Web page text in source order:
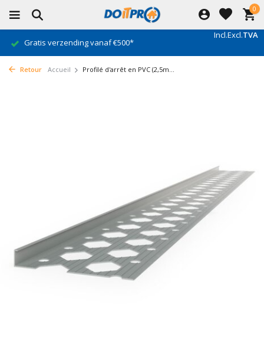
0
Incl.Excl.TVA
Gratis verzending vanaf €500*
Retour Accueil Profilé d'arrêt en PVC (2,5m...